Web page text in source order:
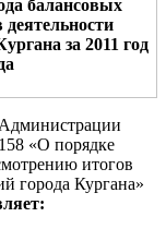
балансовых
за 2011 год
«О порядке
итогов
города Кургана»
: